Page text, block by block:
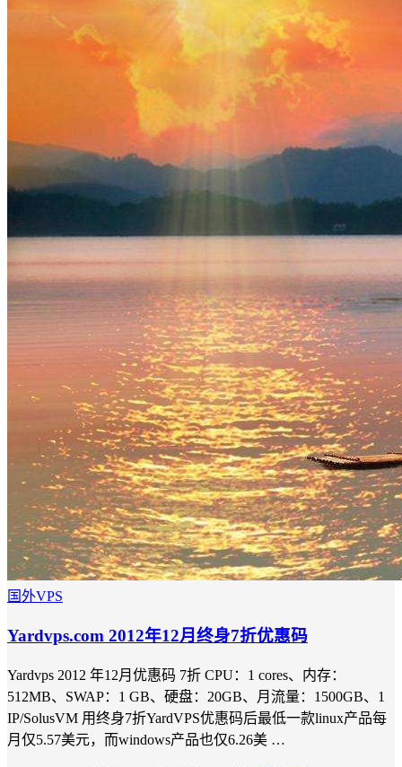
国外VPS
Yardvps.com 2012年12月终身7折优惠码
Yardvps 2012 年12月优惠码 7折 CPU：1 cores、内存：
512MB、SWAP：1 GB、硬盘：20GB、月流量：1500GB、1
IP/SolusVM 用终身7折YardVPS优惠码后最低一款linux产品每
月仅5.57美元，而windows产品也仅6.26美 …